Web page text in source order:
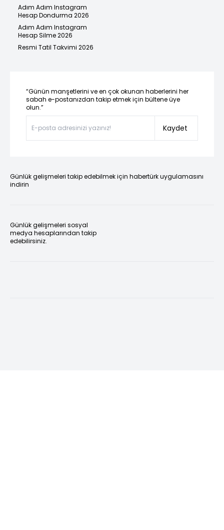
Adım Adım Instagram
Hesap Dondurma 2026
Adım Adım Instagram
Hesap Silme 2026
Resmi Tatil Takvimi 2026
“Günün manşetlerini ve en çok okunan haberlerini her
sabah e-postanızdan takip etmek için bültene üye
olun.”
Kaydet
Günlük gelişmeleri takip edebilmek için habertürk uygulamasını
indirin
Günlük gelişmeleri sosyal
medya hesaplarından takip
edebilirsiniz.